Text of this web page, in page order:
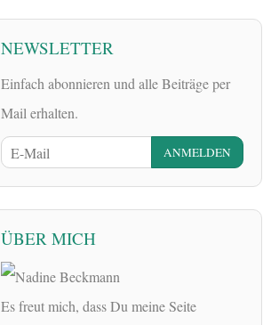
NEWSLETTER
Einfach abonnieren und alle Beiträge per
Mail erhalten.
ÜBER MICH
Es freut mich, dass Du meine Seite